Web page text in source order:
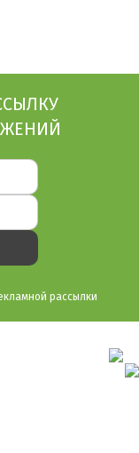
рассылки